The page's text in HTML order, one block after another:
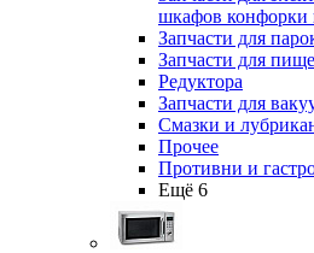
шкафов
Запчасти для
Запчасти для
Редуктора
Запчасти для
Смазки и
Прочее
Противни и
Ещё 6